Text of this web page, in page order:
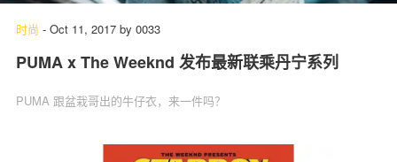
时尚 - Oct 11, 2017 by 0033
PUMA x The Weeknd 发布最新联乘丹宁系列
PUMA 跟盆栽哥出的牛仔衣，来一件吗？